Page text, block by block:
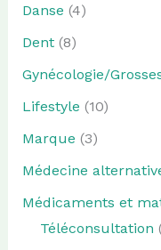
Danse (4)
Dent(8)
Gynécologie/
Lifestyle (10)
Marque (3)
Médecine
Médicaments et
Téléconsultation